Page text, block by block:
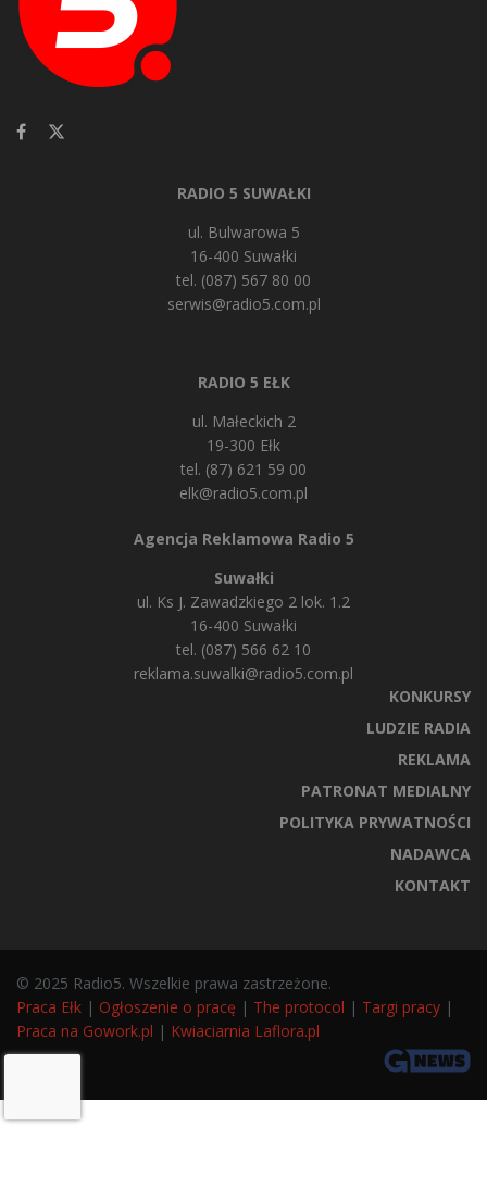
RADIO 5 SUWAŁKI
ul. Bulwarowa 5
16-400 Suwałki
tel. (087) 567 80 00
serwis@radio5.com.pl
RADIO 5 EŁK
ul. Małeckich 2
19-300 Ełk
tel. (87) 621 59 00
elk@radio5.com.pl
Agencja Reklamowa Radio 5
Suwałki
ul. Ks J. Zawadzkiego 2 lok. 1.2
16-400 Suwałki
tel. (087) 566 62 10
reklama.suwalki@radio5.com.pl
KONKURSY
LUDZIE RADIA
REKLAMA
PATRONAT MEDIALNY
POLITYKA PRYWATNOŚCI
NADAWCA
KONTAKT
© 2025 Radio5. Wszelkie prawa zastrzeżone.
Praca Ełk | Ogłoszenie o pracę | The protocol | Targi pracy |
Praca na Gowork.pl | Kwiaciarnia Laflora.pl